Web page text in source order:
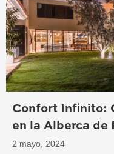
Confort Infinito:
en la Alberca de
2 mayo, 2024